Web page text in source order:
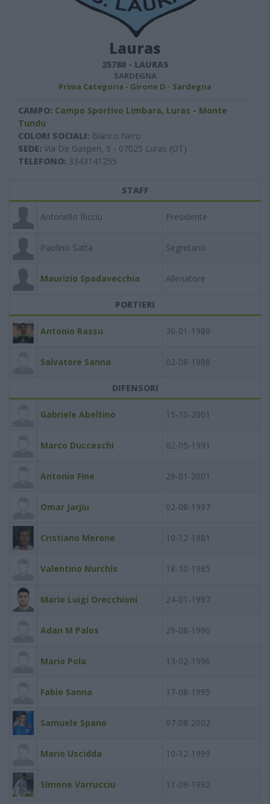
Lauras
25780- LAURAS
SARDEGNA
Prima Categoria - Girone D - Sardegna
CAMPO: Campo Sportivo Limbara, Luras - Monte
Tundu
COLORI SOCIALI: Bianco Nero
SEDE: Via De Gasperi, 9 - 07025 Luras (OT)
TELEFONO: 3343141255
STAFF
Antonello Ricciu Presidente
Paolino Satta Segretario
Maurizio Spadavecchia Allenatore
PORTIERI
Antonio Rassu 30-01-1980
Salvatore Sanna 02-08-1988
DIFENSORI
Gabriele Abeltino 15-10-2001
Marco Ducceschi 02-05-1991
Antonio Fine 29-01-2001
Omar Jarjiu 02-08-1997
Cristiano Merone 10-12-1981
Valentino Nurchis 18-10-1985
Mario Luigi Orecchioni 24-01-1997
Adan M Palos 29-08-1990
Mario Pola 13-02-1996
Fabio Sanna 17-08-1995
Samuele Spano 07-08-2002
Mario Uscidda 10-12-1999
Simone Varrucciu 11-09-1992